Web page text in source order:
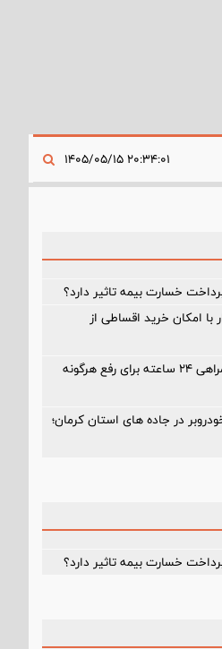
خسارت بیمه تاثیر دارد؟
با امکان خرید اقساطی از
امداد خودرو تهران VIP ؛ همراهی ۲۴ ساعته برای رفع هرگونه
در جاده های استان کرمان؛
خسارت بیمه تاثیر دارد؟